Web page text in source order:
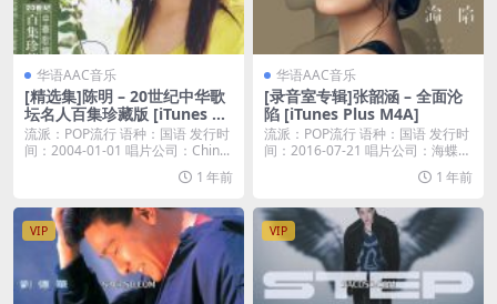
华语AAC音乐
[精选集]陈明 – 20世纪中华歌
坛名人百集珍藏版 [iTunes Pl
us M4A]
流派：POP流行 语种：国语 发行时
间：2004-01-01 唱片公司：Chin...
1 年前
华语AAC音乐
[录音室专辑]张韶涵 – 全面沦
陷 [iTunes Plus M4A]
流派：POP流行 语种：国语 发行时
间：2016-07-21 唱片公司：海蝶音
1 年前
VIP VIP